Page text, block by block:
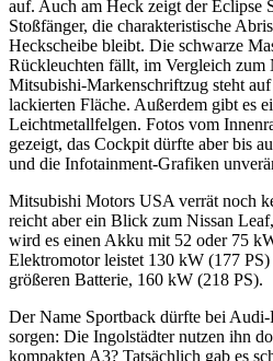
auf. Auch am Heck zeigt der Eclipse
Stoßfänger, die charakteristische
Heckscheibe bleibt. Die schwarze
Rückleuchten fällt, im Vergleich zum
Mitsubishi-Markenschriftzug steht
lackierten Fläche. Außerdem gibt es
Leichtmetallfelgen. Fotos vom
gezeigt, das Cockpit dürfte aber bis
und die Infotainment-Grafiken
Mitsubishi Motors USA verrät noch
reicht aber ein Blick zum Nissan
wird es einen Akku mit 52 oder 75
Elektromotor leistet 130 kW (177
größeren Batterie, 160 kW (218 PS).
Der Name Sportback dürfte bei
sorgen: Die Ingolstädter nutzen ihn
kompakten A3? Tatsächlich gab es